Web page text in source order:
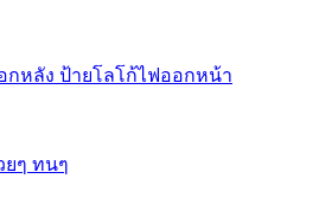
กหลัง ป้ายโลโก้ไฟออกหน้า
ยๆ ทนๆ